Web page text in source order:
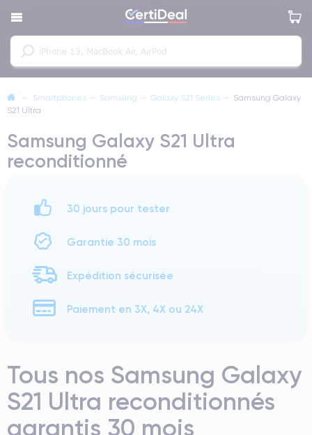
— Smartphones Samsung Galaxy S21 Series — Samsung Galaxy
S21 Ultra
Samsung Galaxy S21 Ultra
reconditionné
30 jours pour tester
Garantie 30 mois
Expédition sécurisée
Paiement en 3X, 4X ou 24X
Tous nos Samsung Galaxy
S21 Ultra reconditionnés
garantis 30 mois